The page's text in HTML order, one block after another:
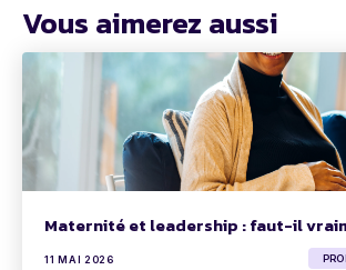
Vous aimerez aussi
Maternité et leadership : faut-il
11 MAI 2026